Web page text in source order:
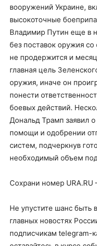
вооружений Украине,
высокоточные
Владимир Путин еще в
без поставок оружия
не продержится и
главная цель
оружия, иначе он
понести
боевых действий.
Дональд Трамп заявил
помощи и одобрении
систем, подчеркнув
необходимый объем
Сохрани номер
Не упустите шанс быть
главных новостях
подписчикам telegram-